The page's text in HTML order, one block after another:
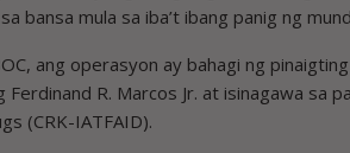
bansa mula sa iba’t ibang panig ng
ang operasyon ay bahagi ng
Ferdinand R. Marcos Jr. at isinagawa sa
(CRK-IATFAID).